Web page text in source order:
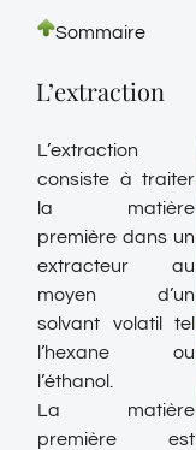
Sommaire
L’extraction
L’extraction
consiste à traiter
la matière
première dans un
extracteur au
moyen d’un
solvant volatil tel
l’hexane ou
l’éthanol.
La matière
première est